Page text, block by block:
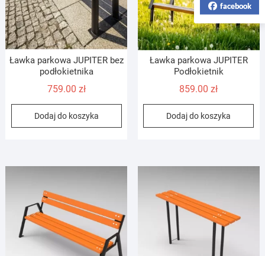
Ławka parkowa JUPITER bez
podłokietnika
759.00 zł
Dodaj do koszyka
Ławka parkowa JUPITER
Podłokietnik
859.00zł
Dodaj do koszyka
facebook